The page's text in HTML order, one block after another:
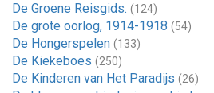
De Groene Reisgids. (124)
De grote oorlog, 1914-1918 (54)
De Hongerspelen (133)
De Kiekeboes (250)
De Kinderen van Het Paradijs (26)